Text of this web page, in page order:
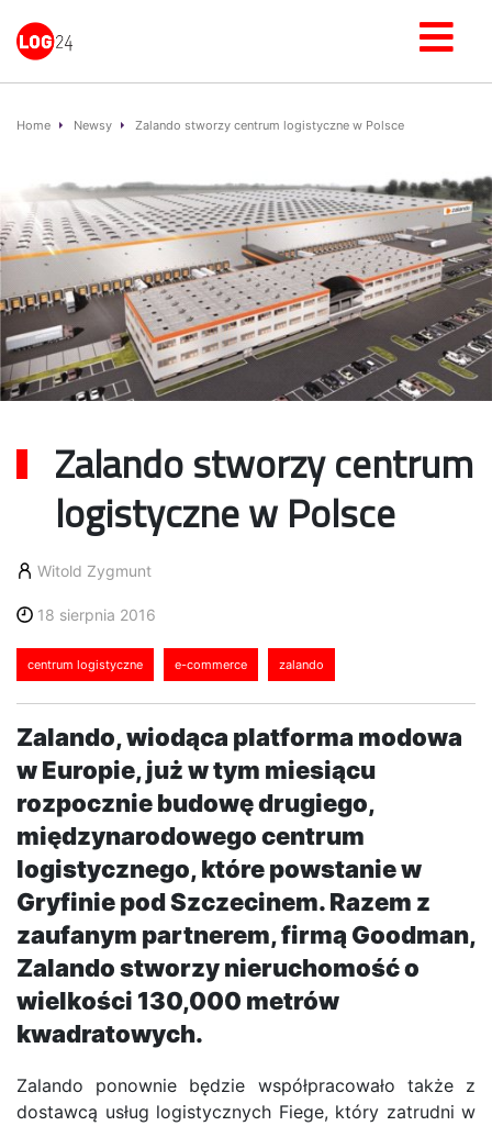
Home Newsy Zalando stworzy centrum logistyczne w Polsce
Zalando stworzy centrum
logistyczne w Polsce
Witold Zygmunt
18 sierpnia 2016
centrum logistyczne e-commerce zalando
Zalando, wiodąca platforma modowa
w Europie, już w tym miesiącu
rozpocznie budowę drugiego,
międzynarodowego centrum
logistycznego, które powstanie w
Gryfinie pod Szczecinem. Razem z
zaufanym partnerem, firmą Goodman,
Zalando stworzy nieruchomość o
wielkości 130,000 metrów
kwadratowych.
Zalando ponownie będzie współpracowało także z
dostawcą usług logistycznych Fiege, który zatrudni w